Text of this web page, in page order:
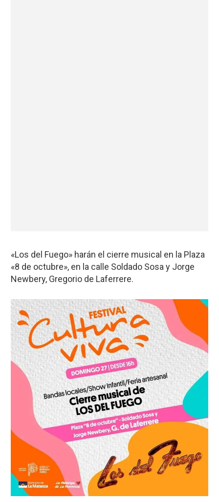
«Los del Fuego» harán el cierre musical en la Plaza
«8 de octubre», en la calle Soldado Sosa y Jorge
Newbery, Gregorio de Laferrere.